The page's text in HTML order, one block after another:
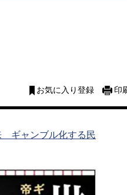
お気に入り登録 印
ギャンブル化する民